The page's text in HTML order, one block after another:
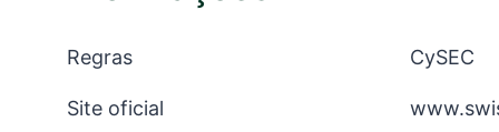
Regras CySEC
Site oficial